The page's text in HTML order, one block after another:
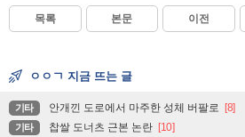
목록 본문 이전
ㅇㅇㄱ 지금 뜨는 글
기타 안개낀 도로에서 마주한 성체 버팔로 [8]
기타 찹쌀 도너츠 근본 논란 [10]